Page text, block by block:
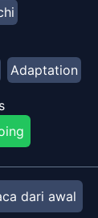
Adaptation
dari awal